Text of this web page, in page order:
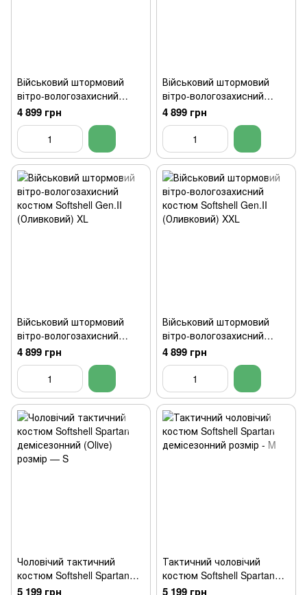
Військовий штормовий
вітро-вологозахисний
костюм Softshell Gen.II
(Оливковий) M
4 899 грн
Військовий штормовий
вітро-вологозахисний
костюм Softshell Gen.II
(Оливковий) L
4 899 грн
Військовий штормовий
вітро-вологозахисний
костюм Softshell Gen.II
(Оливковий) XL
4 899 грн
Військовий штормовий
вітро-вологозахисний
костюм Softshell Gen.II
(Оливковий) XXL
4 899 грн
Чоловічий тактичний
костюм Softshell Spartan
демісезонний (Olive)
5 199 грн
Тактичний чоловічий
костюм Softshell Spartan
демісезонний розмір - M
5 199 грн